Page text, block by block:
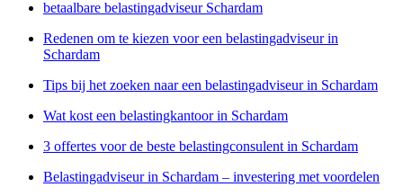
betaalbare belastingadviseur Schardam
Redenen om te kiezen voor een belastingadviseur in
Schardam
Tips bij het zoeken naar een belastingadviseur in Schardam
Wat kost een belastingkantoor in Schardam
3 offertes voor de beste belastingconsulent in Schardam
Belastingadviseur in Schardam – investering met voordelen